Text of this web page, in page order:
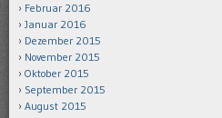
Februar 2016
Januar 2016
Dezember 2015
November 2015
Oktober 2015
September 2015
August 2015